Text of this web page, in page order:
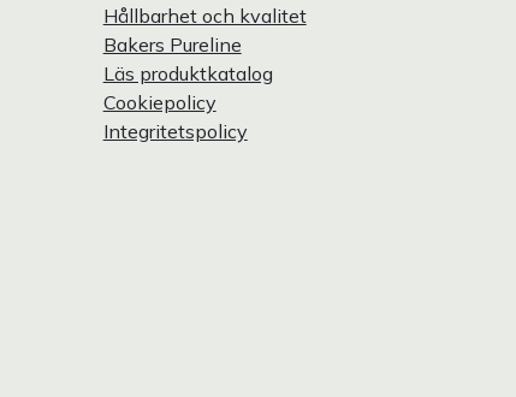
Hållbarhet och kvalitet
Bakers Pureline
Läs produktkatalog
Cookiepolicy
Integritetspolicy